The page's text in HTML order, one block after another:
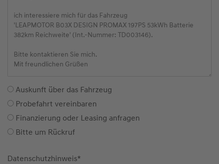
Auskunft über das Fahrzeug
Probefahrt vereinbaren
Finanzierung oder Leasing anfragen
Bitte um Rückruf
Datenschutzhinweis*